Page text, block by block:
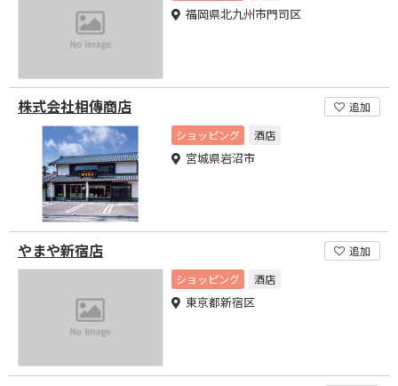
福岡県北九州市門司区
株式会社相傳商店
追加
ショッピング
酒店
宮城県岩沼市
やまや新宿店
追加
ショッピング
酒店
東京都新宿区